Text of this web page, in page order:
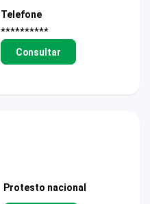
Telefone
**********
Consultar
Protesto nacional